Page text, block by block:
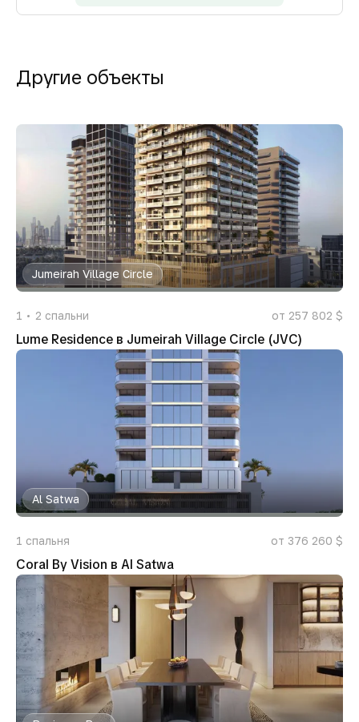
Другие объекты
Jumeirah Village Circle
1 2 спальни от 257 802 $
Lume Residence в Jumeirah Village Circle (JVC)
Al Satwa
1 спальня от 376 260 $
Coral By Vision в Al Satwa